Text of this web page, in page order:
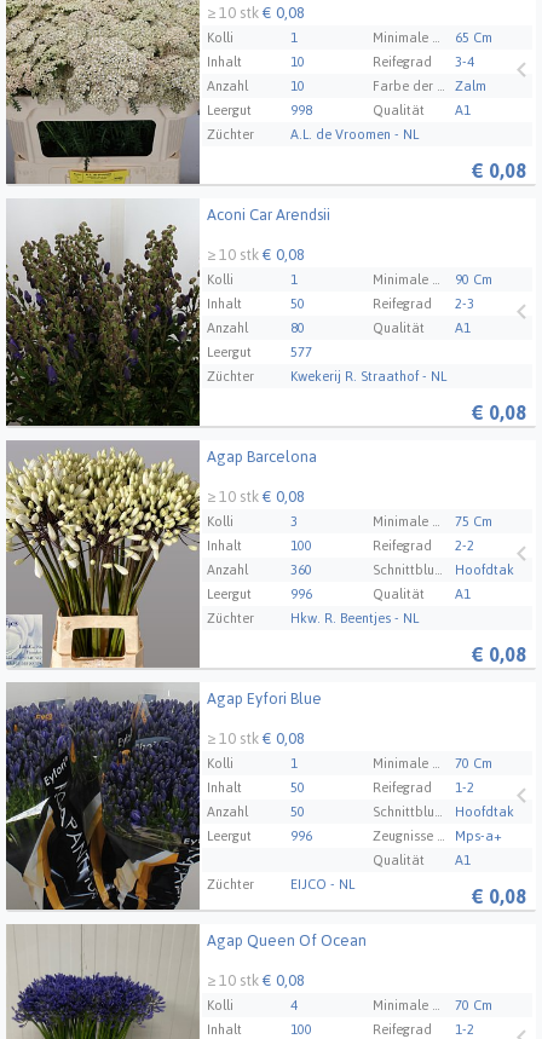
≥ 10 stk€ 0,08
Kolli 1
65 Cm
Inhalt
10 Reifegrad
3-4
Anzahl
10
Zalm
Leergut
998 Qualität
A1
Züchter
A.L. de Vroomen - NL
€ 0,08
Aconi Car Arendsii
≥ 10 stk€ 0,08
Kolli 1
90 Cm
Inhalt
50 Reifegrad
2-3
Anzahl
80 Qualität
A1
Leergut
577
Züchter
Kwekerij R. Straathof - NL
€ 0,08
Aconi Car Arendsii
Agap Barcelona
≥ 10 stk€ 0,08
Kolli 3
75 Cm
Inhalt
100 Reifegrad
2-2
Anzahl
360
Hoofdtak
Leergut
996 Qualität
A1
Züchter
Hkw. R. Beentjes - NL
€ 0,08
Agap Barcelona
Agap Eyfori Blue
≥ 10 stk€ 0,08
Kolli 1
70 Cm
Inhalt
50 Reifegrad
1-2
Anzahl
50
Hoofdtak
Leergut
996
Mps-a+
Qualität
A1
Züchter
EIJCO - NL
€ 0,08
Agap Eyfori Blue
Agap Queen Of Ocean
≥ 10 stk€ 0,08
Kolli 4
70 Cm
Inhalt
100 Reifegrad
1-2
Agap Queen Of Ocean